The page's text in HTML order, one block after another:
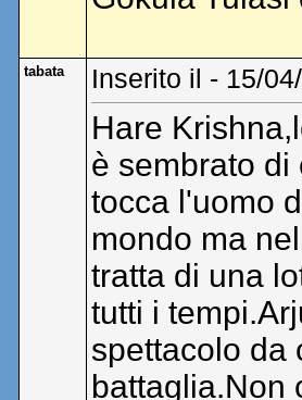
tabata Inserito il - 15/
Hare
è sembrato di
tocca l'uomo
mondo ma
tratta di una
tutti i
spettacolo da
battaglia.Non